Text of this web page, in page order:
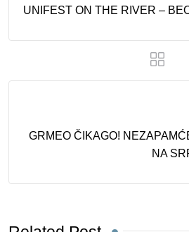
UNIFEST ON THE RIVER –
GRMEO ČIKAGO!
NA